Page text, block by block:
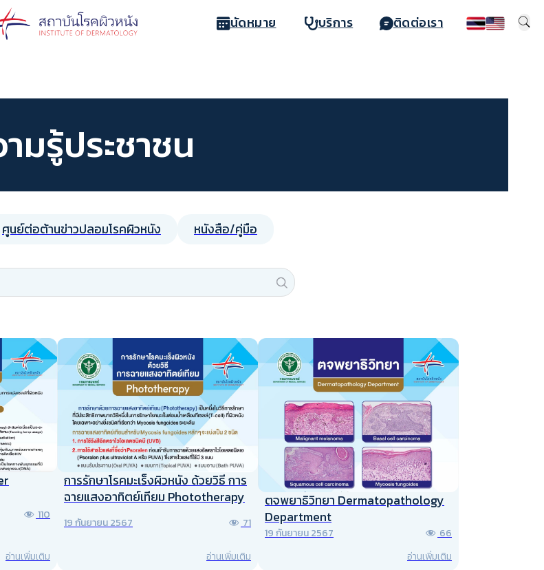
นัดหมาย บริการ ติดต่อเรา
มรู้ประชาชน
ศูนย์ต่อต้านข่าวปลอมโรคผิวหนัง หนังสือ/คู่มือ
110
อ่านเพิ่มเติม
การรักษาโรคมะเร็งผิวหนัง ด้วยวิธี การ
ฉายแสงอาทิตย์เทียม Phototherapy
19 กันยายน 2567 71
อ่านเพิ่มเติม
ตจพยาธิวิทยา Dermatopathology
Department
19 กันยายน 2567 66
อ่านเพิ่มเติม